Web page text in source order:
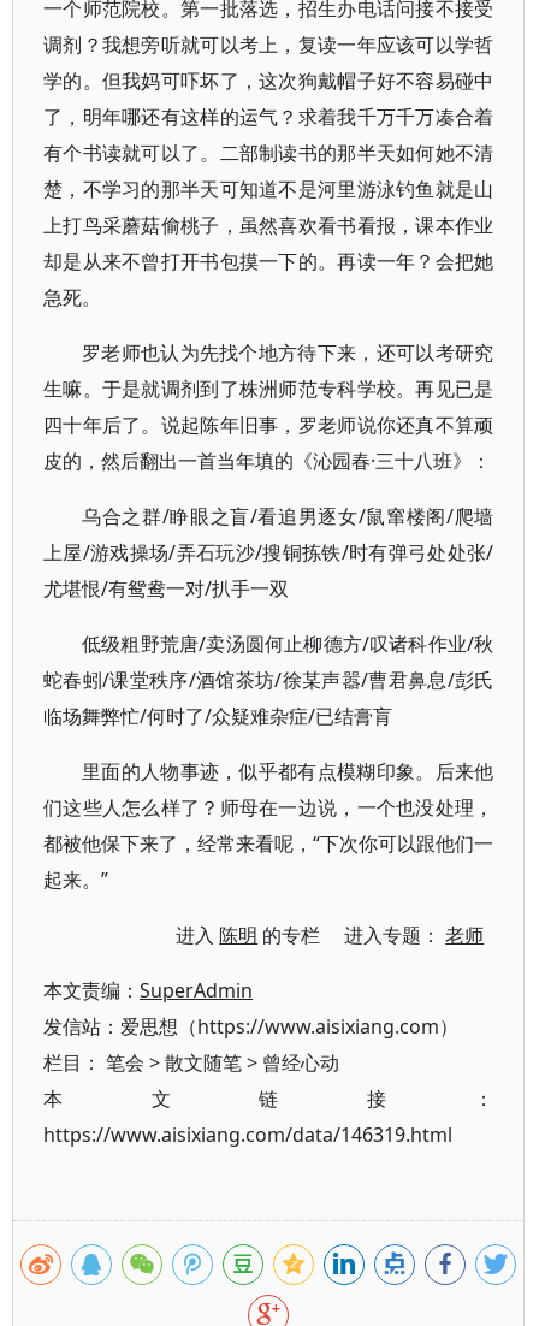
一个师范院校。第一批落选，招生办电话问接不接受
调剂？我想旁听就可以考上，复读一年应该可以学哲
学的。但我妈可吓坏了，这次狗戴帽子好不容易碰中
了，明年哪还有这样的运气？求着我千万千万凑合着
有个书读就可以了。二部制读书的那半天如何她不清
楚，不学习的那半天可知道不是河里游泳钓鱼就是山
上打鸟采蘑菇偷桃子，虽然喜欢看书看报，课本作业
却是从来不曾打开书包摸一下的。再读一年？会把她
急死。
罗老师也认为先找个地方待下来，还可以考研究
生嘛。于是就调剂到了株洲师范专科学校。再见已是
四十年后了。说起陈年旧事，罗老师说你还真不算顽
皮的，然后翻出一首当年填的《沁园春·三十八班》：
乌合之群/睁眼之盲/看追男逐女/鼠窜楼阁/爬墙
上屋/游戏操场/弄石玩沙/搜铜拣铁/时有弹弓处处张/
尤堪恨/有鸳鸯一对/扒手一双
低级粗野荒唐/卖汤圆何止柳德方/叹诸科作业/秋
蛇春蚓/课堂秩序/酒馆茶坊/徐某声嚣/曹君鼻息/彭氏
临场舞弊忙/何时了/众疑难杂症/已结膏肓
里面的人物事迹，似乎都有点模糊印象。后来他
们这些人怎么样了？师母在一边说，一个也没处理，
都被他保下来了，经常来看呢，“下次你可以跟他们一
起来。”
进入陈明 的专栏 进入专题：老师
本文责编： SuperAdmin
发信站：爱思想（https://www.aisixiang.com）
栏目： 笔会 >散文随笔> 曾经心动
本文链接：
https://www.aisixiang.com/data/146319.html